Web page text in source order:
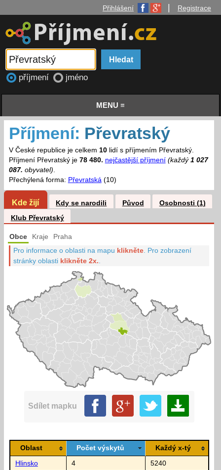
Přihlášení Registrace
příjmení jméno
MENU ≡
Příjmení: Převratský
V České republice je celkem 10lidí s příjmením Převratský.
Příjmení Převratský je 78 480. nejčastější příjmení (každý 1 027
087. obyvatel).
Přechýlená forma: Převratská(10)
Kde žijí Kdy se narodili Původ
Osobnosti (1)
Klub Převratský
Obce Kraje Praha
Pro informace o oblasti na mapu klikněte Pro zobrazení
stránky oblasti klikněte 2x.
Sdílet mapku
Oblast Počet výskytů Každý x-tý
Hlinsko 4 5240